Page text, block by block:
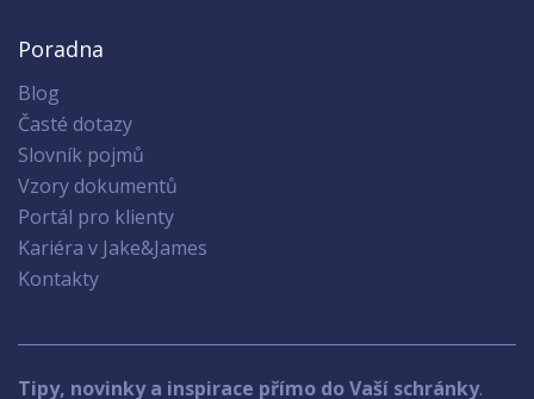
Poradna
Blog
Časté dotazy
Slovník pojmů
Vzory dokumentů
Portál pro klienty
Kariéra v Jake&James
Kontakty
Tipy, novinky a inspirace přímo do Vaší schránky.